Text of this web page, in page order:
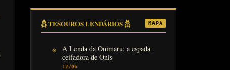
𓆣 TESOUROS LENDÁRIOS 𓆣 MAPA
A Lenda da Onimaru: a espada
ceifadora de Onis
17/06